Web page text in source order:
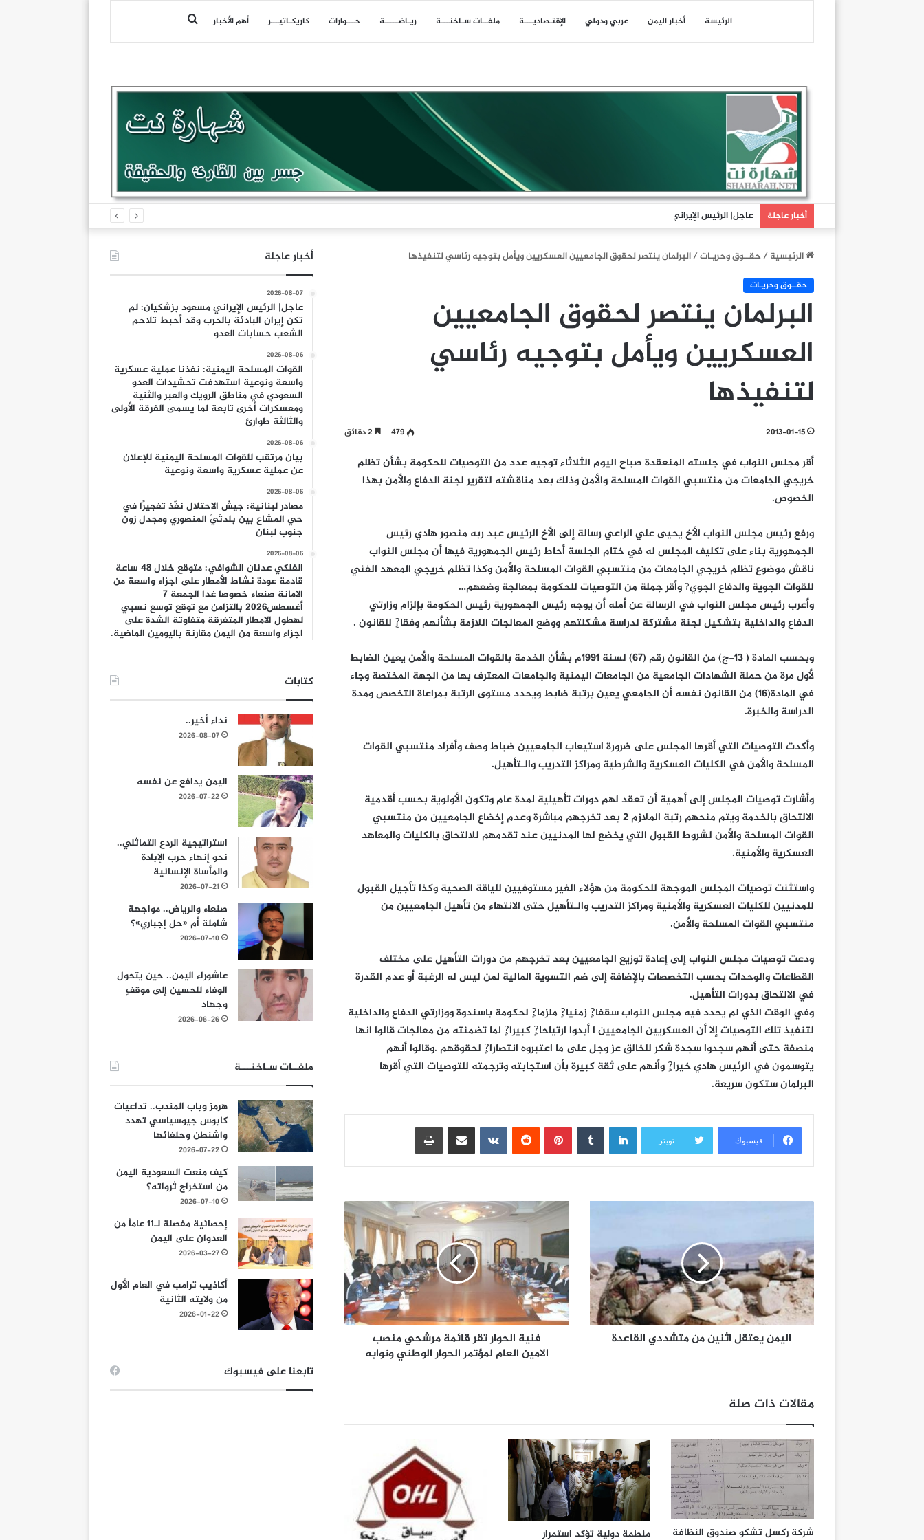
الرئيسة أخبار اليمن عربي ودولي اﻹقتـصاديـــة ملفــات سـاخنـــة ريـاضـــــة حـــوارات كاريكـاتيـــر أهم الأخبار بحث
أخبار عاجلة عاجل| الرئيس الإيراني مسعود بزشكيان: لم تكن إيران البادئة بالحرب وقد أحبط تلاحم الشعب حسابات العدو
الرئيسية/حقــوق وحريـات/البرلمان ينتصر لحقوق الجامعيين العسكريين ويأمل بتوجيه رئاسي لتنفيذها
حقــوق وحريـات
البرلمان ينتصر لحقوق الجامعيين
العسكريين ويأمل بتوجيه رئاسي
لتنفيذها
2013-01-15
479 2 دقائق
أقر مجلس النواب في جلسته المنعقدة صباح اليوم الثلاثاء توجيه عدد من التوصيات للحكومة بشأن تظلم
خريجي الجامعات من منتسبي القوات المسلحة والأمن وذلك بعد مناقشته لتقرير لجنة الدفاع والأمن بهذا
الخصوص.
ورفع رئيس مجلس النواب الأخ يحيى علي الراعي رسالة إلى الأخ الرئيس عبد ربه منصور هادي رئيس
الجمهورية بناء على تكليف المجلس له في ختام الجلسة أحاط رئيس الجمهورية فيها أن مجلس النواب
ناقش موضوع تظلم خريجي الجامعات من منتسبي القوات المسلحة والأمن وكذا تظلم خريجي المعهد الفني
للقوات الجوية والدفاع الجوي? وأقر جملة من التوصيات للحكومة بمعالجة وضعهم…
وأعرب رئيس مجلس النواب في الرسالة عن أمله أن يوجه رئيس الجمهورية رئيس الحكومة بإلزام وزارتي
الدفاع والداخلية بتشكيل لجنة مشتركة لدراسة مشكلتهم ووضع المعالجات اللازمة بشأنهم وفقا?ٍ للقانون .
وبحسب المادة ( 13-ج) من القانون رقم (67) لسنة 1991م بشأن الخدمة بالقوات المسلحة والأمن يعين الضابط
لأول مرة من حملة الشهادات الجامعية من الجامعات اليمنية والجامعات المعترف بها من الجهة المختصة وجاء
في المادة(16) من القانون نفسه أن الجامعي يعين برتبة ضابط ويحدد مستوى الرتبة بمراعاة التخصص ومدة
الدراسة والخبرة.
وأكدت التوصيات التي أقرها المجلس على ضرورة استيعاب الجامعيين ضباط وصف وأفراد منتسبي القوات
المسلحة والأمن في الكليات العسكرية والشرطية ومراكز التدريب والـتأهيل.
وأشارت توصيات المجلس إلى أهمية أن تعقد لهم دورات تأهيلية لمدة عام وتكون الأولوية بحسب أقدمية
الالتحاق بالخدمة ويتم منحهم رتبة الملازم 2 بعد تخرجهم مباشرة وعدم إخضاع الجامعيين من منتسبي
القوات المسلحة والأمن لشروط القبول التي يخضع لها المدنيين عند تقدمهم للالتحاق بالكليات والمعاهد
العسكرية والأمنية.
واستثنت توصيات المجلس الموجهة للحكومة من هؤلاء الغير مستوفيين للياقة الصحية وكذا تأجيل القبول
للمدنيين للكليات العسكرية والأمنية ومراكز التدريب والـتأهيل حتى الانتهاء من تأهيل الجامعيين من
منتسبي القوات المسلحة والأمن.
ودعت توصيات مجلس النواب إلى إعادة توزيع الجامعيين بعد تخرجهم من دورات التأهيل على مختلف
القطاعات والوحدات بحسب التخصصات بالإضافة إلى ضم التسوية المالية لمن ليس له الرغبة أو عدم القدرة
في الالتحاق بدورات التأهيل.
وفي الوقت الذي لم يحدد فيه مجلس النواب سقفا?ٍ زمنيا?ٍ ملزما?ٍ لحكومة باسندوة ووزارتي الدفاع والداخلية
لتنفيذ تلك التوصيات إلا أن العسكريين الجامعيين ا أبدوا ارتياحا?ٍ كبيرا?ٍ لما تضمنته من معالجات قالوا انها
منصفة حتى أنهم سجدوا سجدة شكر للخالق عز وجل على ما اعتبروه انتصارا?ٍ لحقوقهم .وقالوا أنهم
يتوسمون في الرئيس هادي خيرا?ٍ وأنهم على ثقة كبيرة بأن استجابته وترجمته للتوصيات التي أقرها
البرلمان ستكون سريعة.
فيسبوك تويتر
لينكدإن بينتيريست مشاركة عبر البريد طباعة
اليمن يعتقل اثنين من متشددي القاعدة
فنية الحوار تقر قائمة مرشحي منصب
الامين العام لمؤتمر الحوار الوطني ونوابه
مقالات ذات صلة
شركة ركسل تشكو صندوق النظافة
منطمة دولية تؤكد استمرار
أخبار عاجلة
2026-08-07
عاجل| الرئيس الإيراني مسعود بزشكيان: لم
تكن إيران البادئة بالحرب وقد أحبط تلاحم
الشعب حسابات العدو
2026-08-06
القوات المسلحة اليمنية: نفذنا عملية عسكرية
واسعة ونوعية استهدفت تحشيدات العدو
السعودي في مناطق الرويك والعبر والثنية
ومعسكرات أخرى تابعة لما يسمى الفرقة الأولى
والثالثة طوارئ
2026-08-06
بيان مرتقب للقوات المسلحة اليمنية للإعلان
عن عملية عسكرية واسعة ونوعية
2026-08-06
مصادر لبنانية: جيش الاحتلال نفّذ تفجيرًا في
حي المشاع بين بلدتَيْ المنصوري ومجدل زون
جنوب لبنان
2026-08-06
الفلكي عدنان الشوافي: متوقع خلال 48 ساعة
قادمة عودة نشاط الأمطار على اجزاء واسعة من
الامانة صنعاء خصوصا غدا الجمعة 7
أغسطس2026 بالتزامن مع توقع توسع نسبي
لهطول الامطار المتفرقة متفاوتة الشدة على
اجزاء واسعة من اليمن مقارنة باليومين الماضية.
كتابات
نداء أخير..
2026-08-07
اليمن يدافع عن نفسه
2026-07-22
استراتيجية الردع التماثلي..
نحو إنهاء حرب الإبادة
والمأساة الإنسانية
2026-07-21
صنعاء والرياض.. مواجهة
شاملة أم «حل إجباري»؟
2026-07-10
عاشوراء اليمن.. حين يتحول
الوفاء للحسين إلى موقفٍ
وجهاد
2026-06-26
ملفــات سـاخنـــة
هرمز وباب المندب.. تداعيات
كابوس جيوسياسي تهدد
واشنطن وحلفائها
2026-07-22
كيف منعت السعودية اليمن
من استخراج ثرواته؟
2026-07-10
إحصائية مفصلة لـ11 عاماً من
العدوان على اليمن
2026-03-27
أكاذيب ترامب في العام الأول
من ولايته الثانية
2026-01-22
تابعنا على فيسبوك